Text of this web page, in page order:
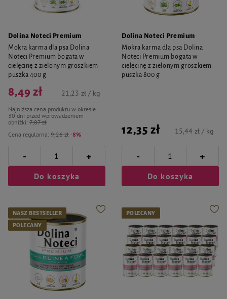
Dolina Noteci Premium
Mokra karma dla psa Dolina
Noteci Premium bogata w
cielęcinę z zielonym groszkiem
puszka 400 g
Cena regularna: 9,26 zł -8%
8,49 zł
Najniższa cena produktu w okresie
30 dni przed wprowadzeniem
obniżki: 7,87 zł
21,23 zł / kg
- +
Do koszyka
Dolina Noteci Premium
Mokra karma dla psa Dolina
Noteci Premium bogata w
cielęcinę z zielonym groszkiem
puszka 800 g
12,35 zł 15,44 zł / kg
- +
Do koszyka
NASZ BESTSELLER
POLECANY
POLECANY